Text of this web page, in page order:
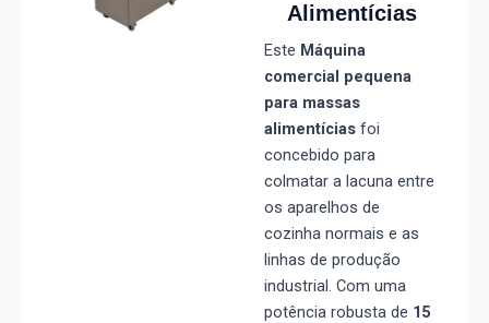
Alimentícias
Este Máquina
comercial pequena
para massas
alimentíciasfoi
concebido para
colmatar a lacuna entre
os aparelhos de
cozinha normais e as
linhas de produção
industrial. Com uma
potência robusta de 15